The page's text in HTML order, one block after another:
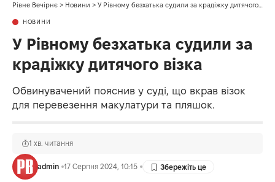
Рівне Вечірнє > Новини > У Рівному безхатька судили за крадіжку дитячого візка
НОВИНИ
У Рівному безхатька судили за
крадіжку дитячого візка
Обвинувачений пояснив у суді, що вкрав візок
для перевезення макулатури та пляшок.
admin 17 Серпня 2024, 10:15
1 хв. читання